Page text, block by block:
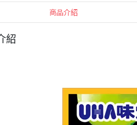
商品介紹
紹